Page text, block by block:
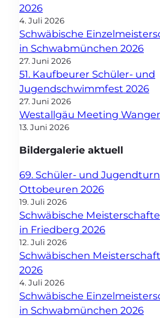
2026
4. Juli 2026
Schwäbische
in Schwabmünchen 2026
27. Juni 2026
51. Kaufbeurer Schüler- und
Jugendschwimmfest 2026
27. Juni 2026
Westallgäu Meeting
13. Juni 2026
Bildergalerie aktuell
69. Schüler- und
Ottobeuren 2026
19. Juli 2026
Schwäbische
in Friedberg 2026
12. Juli 2026
Schwäbischen
2026
4. Juli 2026
Schwäbische
in Schwabmünchen 2026